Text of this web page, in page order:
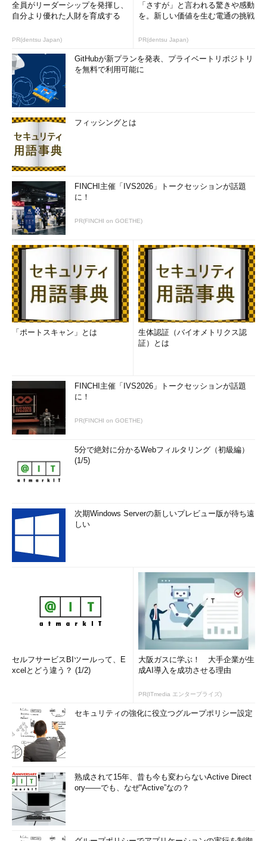
全員がリーダーシップを発揮し、
自分より優れた人財を育成する
PR(dentsu Japan)
「さすが」と言われる驚きや感動
を。新しい価値を生む電通の挑戦
PR(dentsu Japan)
GitHubが新プランを発表、プライベートリポジトリ
を無料で利用可能に
フィッシングとは
FINCHI主催「IVS2026」トークセッションが話題
に！
PR(FINCHI on GOETHE)
「ポートスキャン」とは
生体認証（バイオメトリクス認
証）とは
FINCHI主催「IVS2026」トークセッションが話題
に！
PR(FINCHI on GOETHE)
5分で絶対に分かるWebフィルタリング（初級編）
(1/5)
次期Windows Serverの新しいプレビュー版が待ち遠
しい
セルフサービスBIツールって、E
xcelとどう違う？ (1/2)
大阪ガスに学ぶ！ 大手企業が生
成AI導入を成功させる理由
PR(ITmedia エンタープライズ)
セキュリティの強化に役立つグループポリシー設定
熟成されて15年、昔も今も変わらないActive Direct
ory――でも、なぜ“Active”なの？